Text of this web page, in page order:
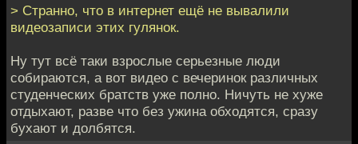
> Странно, что в интернет ещё не вывалили
видеозаписи этих гулянок.
Ну тут всё таки взрослые серьезные люди
собираются, а вот видео с вечеринок различных
студенческих братств уже полно. Ничуть не хуже
отдыхают, разве что без ужина обходятся, сразу
бухают и долбятся.